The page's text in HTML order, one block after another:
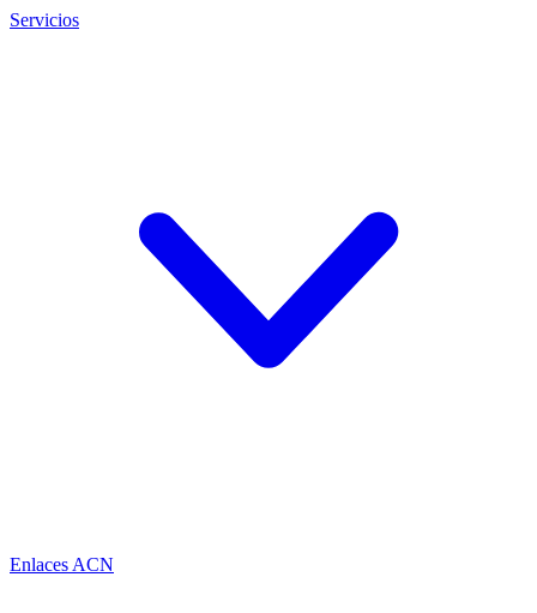
Servicios
Enlaces ACN